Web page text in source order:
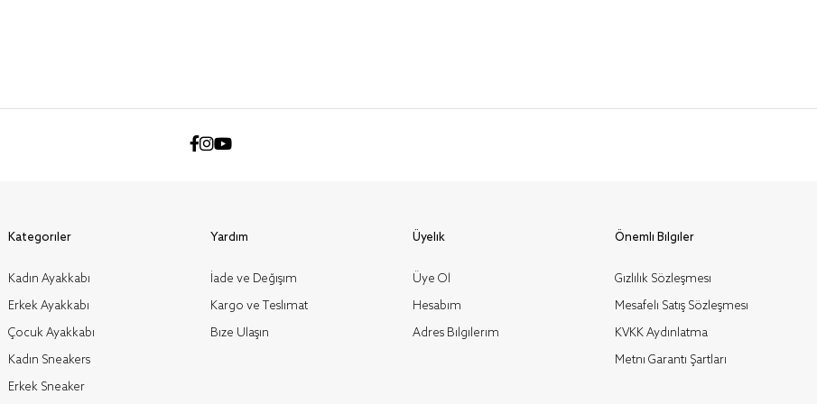
Kategoriler
Kadın Ayakkabı
Erkek Ayakkabı
Çocuk Ayakkabı
Kadın Sneakers
Erkek Sneaker
Yardım
İade ve Değişim
Kargo ve Teslimat
Bize Ulaşın
Üyelik
Üye Ol
Hesabım
Adres Bilgilerim
Önemli Bilgiler
Gizlilik Sözleşmesi
Mesafeli Satış Sözleşmesi
KVKK Aydınlatma
Metni Garanti Şartları